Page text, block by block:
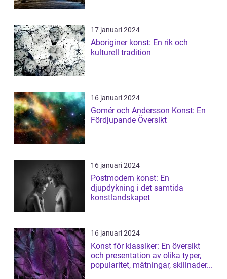
17 januari 2024
Aboriginer konst: En rik och
kulturell tradition
16 januari 2024
Gomér och Andersson Konst: En
Fördjupande Översikt
16 januari 2024
Postmodern konst: En
djupdykning i det samtida
konstlandskapet
16 januari 2024
Konst för klassiker: En översikt
och presentation av olika typer,
popularitet, mätningar, skillnader...